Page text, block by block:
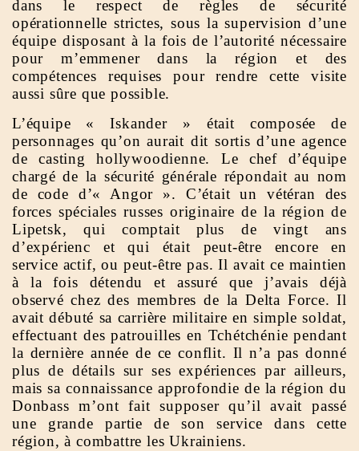
dans le respect de règles de sécurité
opérationnelle strictes, sous la supervision d’une
équipe disposant à la fois de l’autorité nécessaire
pour m’emmener dans la région et des
compétences requises pour rendre cette visite
aussi sûre que possible.
L’équipe « Iskander » était composée de
personnages qu’on aurait dit sortis d’une agence
de casting hollywoodienne. Le chef d’équipe
chargé de la sécurité générale répondait au nom
de code d’« Angor ». C’était un vétéran des
forces spéciales russes originaire de la région de
Lipetsk, qui comptait plus de vingt ans
d’expérienc et qui était peut-être encore en
service actif, ou peut-être pas. Il avait ce maintien
à la fois détendu et assuré que j’avais déjà
observé chez des membres de la Delta Force. Il
avait débuté sa carrière militaire en simple soldat,
effectuant des patrouilles en Tchétchénie pendant
la dernière année de ce conflit. Il n’a pas donné
plus de détails sur ses expériences par ailleurs,
mais sa connaissance approfondie de la région du
Donbass m’ont fait supposer qu’il avait passé
une grande partie de son service dans cette
région, à combattre les Ukrainiens.